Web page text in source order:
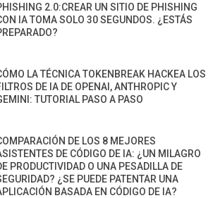
2.0:CREAR UN SITIO DE PHISHING
IA TOMA SOLO 30 SEGUNDOS. ¿ESTÁS
LA TÉCNICA TOKENBREAK HACKEA LOS
DE IA DE OPENAI, ANTHROPIC Y
TUTORIAL PASO A PASO
DE LOS 8 MEJORES
DE CÓDIGO DE IA: ¿UN MILAGRO
PRODUCTIVIDAD O UNA PESADILLA DE
¿SE PUEDE PATENTAR UNA
BASADA EN CÓDIGO DE IA?